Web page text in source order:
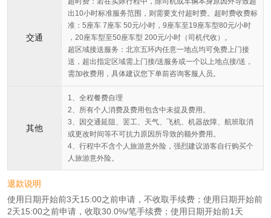
交通
出10小时标准服务范围，则需要支付超时费。超时费收费标
准：5座车 7座车 50元/小时，9座车至19座车型80元/小时
，20座车型至50座车型 200元/小时（司机代收）。
超区域接送服务：北京五环内任意一地点均可免费上门接
送，超出指定区域需上门接/送服务或一个以上地点接/送，
需加收费用，具体建议您下单前咨询客服人员。
其他
1、全程餐费自理
2、所有个人消费及费用包含中未提及费用。
3、因交通延阻、罢工、天气、飞机、机器故障、航班取消
或更改时间等不可抗力原因所导致的额外费用。
4、行程中不含个人旅游意外险，强烈建议游客自行购买个
人旅游意外险。
退款说明
使用日期开始前3天15:00之前申请，不收取手续费；使用日期开始前
2天15:00之前申请，收取30.0%/笔手续费；使用日期开始前1天